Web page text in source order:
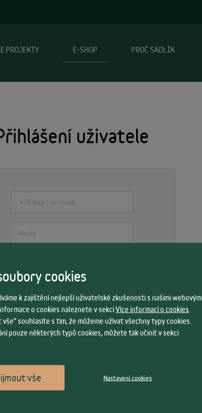
PROJEKTY E-SHOP PROČ SÁDLÍK
uživatele
CHCI SE ZAREGISTROVAT
cookies
k zajištění nejlepší uživatelské zkušenosti s našimi
o cookies naleznete v sekciVíce informací o cookies.
souhlasíte s tím, že můžeme užívat všechny typy cookies.
pouze některých typů cookies, můžete tak učinit v sekci
vše Nastavení cookies